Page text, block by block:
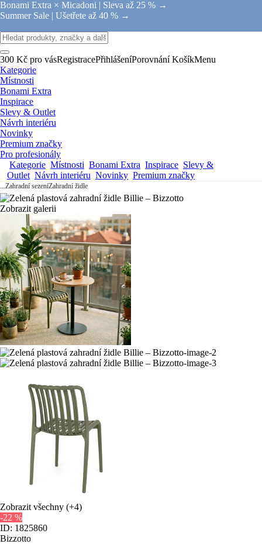
Bonami Extra × Micadoni | Sleva až 25 % →
Summer Sale | Ušetřete až 40 % →
300 Kč pro vásRegistracePřihlášeníPorovnání KošíkMenu
Kategorie
Místnosti
Bonami Extra
Inspirace
Slevy & Outlet
Návrh interiéru
Novinky
Premium značky
Pro profesionály
Kategorie Místnosti Bonami Extra Inspirace Slevy &
Outlet Návrh interiéru Novinky Premium značky
...Zahradní sezeníZahradní židle
Zobrazit galerii
Zobrazit všechny (+4)
-22 %
ID: 1825860
Bizzotto